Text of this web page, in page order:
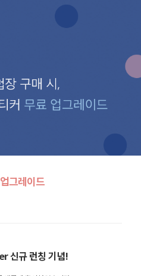
그레이드
신규 런칭 기념!